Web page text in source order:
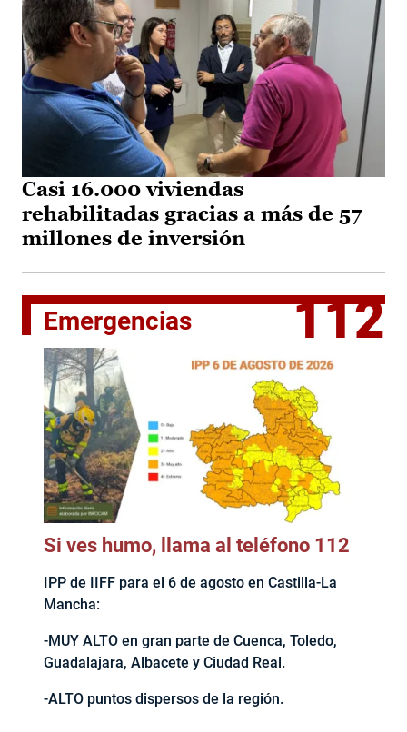
Casi 16.000 viviendas
rehabilitadas gracias a más de 57
millones de inversión
Emergencias 112
Si ves humo, llama al teléfono 112
IPP de IIFF para el 6 de agosto en Castilla-La
Mancha:
-MUY ALTO en gran parte de Cuenca, Toledo,
Guadalajara, Albacete y Ciudad Real.
-ALTO puntos dispersos de la región.